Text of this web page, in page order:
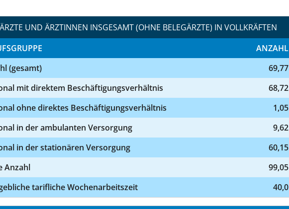
ÄRZTE UND ÄRZTINNEN INSGESAMT (OHNE BELEGÄRZTE) IN VOLLKRÄFTEN
ANZAHL
(gesamt)
69,77
mit direktem Beschäftigungsverhältnis
68,72
ohne direktes Beschäftigungsverhältnis
1,05
in der ambulanten Versorgung
9,62
in der stationären Versorgung
60,15
Anzahl
99,05
tarifliche Wochenarbeitszeit
40,0